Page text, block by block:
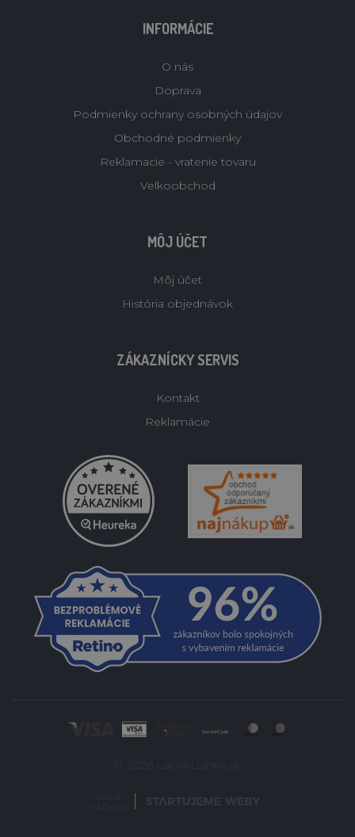
INFORMÁCIE
O nás
Doprava
Podmienky ochrany osobných údajov
Obchodné podmienky
Reklamacie - vratenie tovaru
Velkoobchod
MÔJ ÚČET
Môj účet
História objednávok
ZÁKAZNÍCKY SERVIS
Kontakt
Reklamácie